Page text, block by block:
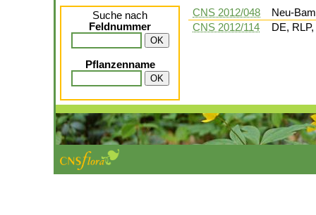
Suche nach
Feldnummer
Pflanzenname
CNS 2012/048
Neu-
CNS 2012/114
DE,